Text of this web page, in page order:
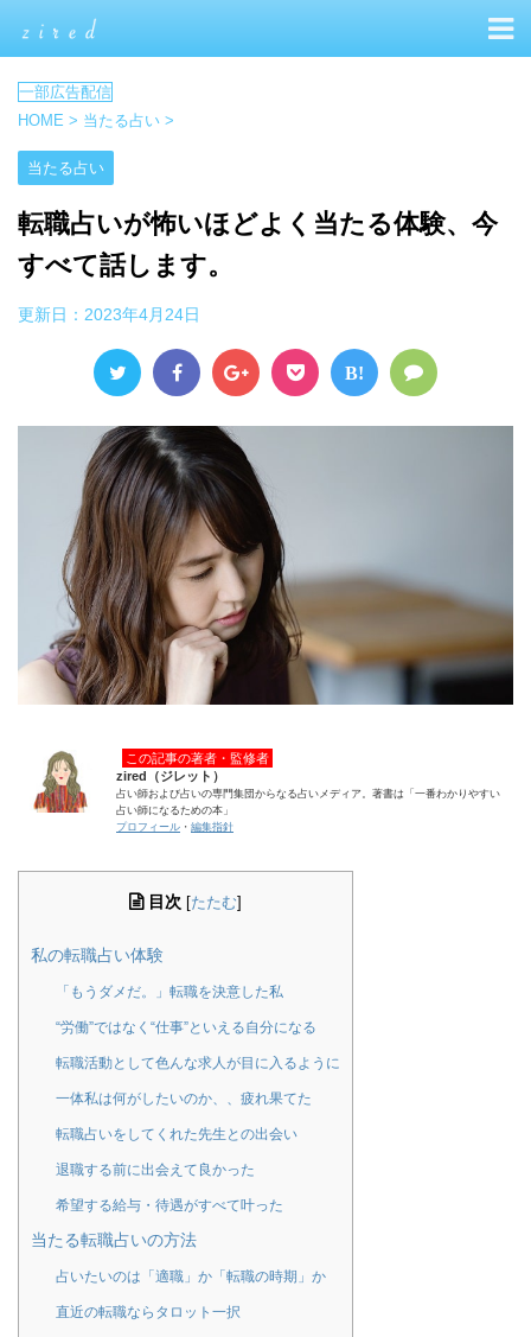
HOME > 当たる占い >
当たる占い
転職占いが怖いほどよく当たる体験、今
すべて話します。
更新日： 2023年4月24日
B!
この記事の著者・監修者
zired（ジレット）
占い師および占いの専門集団からなる占いメディア。著書は「一番わかりやすい
占い師になるための本」
プロフィール ・ 編集指針
目次 [たたむ]
私の転職占い体験
「もうダメだ。」転職を決意した私
“労働”ではなく“仕事”といえる自分になる
転職活動として色んな求人が目に入るように
一体私は何がしたいのか、、疲れ果てた
転職占いをしてくれた先生との出会い
退職する前に出会えて良かった
希望する給与・待遇がすべて叶った
当たる転職占いの方法
占いたいのは「適職」か「転職の時期」か
直近の転職ならタロット一択